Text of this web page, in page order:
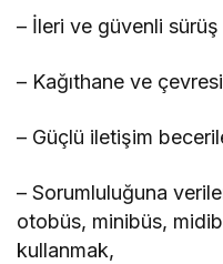
– İleri ve güvenli
– Kağıthane ve
– Güçlü iletişim
– Sorumluluğuna
otobüs, minibüs,
kullanmak,